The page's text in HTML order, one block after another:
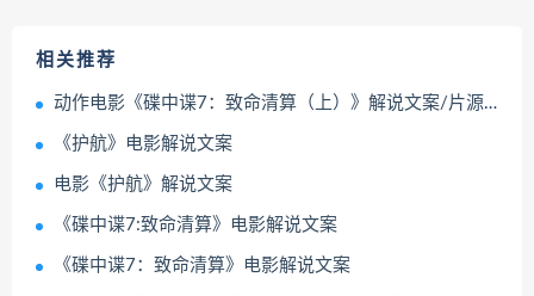
相关推荐
动作电影《碟中谍7：致命清算（上）》解说文案/片源下载
《护航》电影解说文案
电影《护航》解说文案
《碟中谍7:致命清算》电影解说文案
《碟中谍7：致命清算》电影解说文案